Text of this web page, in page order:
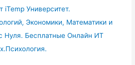
iTemp Университет.
Экономики, Математики и
Нуля. Бесплатные Онлайн ИТ